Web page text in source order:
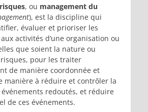
, ou management du
), est la discipline qui
évaluer et prioriser les
activités d’une organisation ou
que soient la nature ou
risques, pour les traiter
de manière coordonnée et
manière à réduire et contrôler la
redoutés, et réduire
de ces événements.